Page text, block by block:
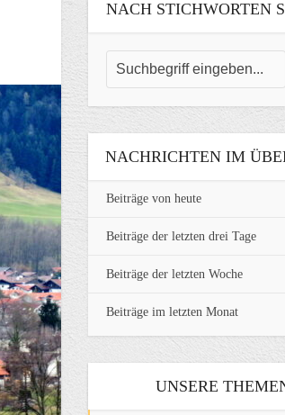
NACH STICHWORTEN
NACHRICHTEN IM
Beiträge von heute
Beiträge der letzten drei Tage
Beiträge der letzten Woche
Beiträge im letzten Monat
UNSERE